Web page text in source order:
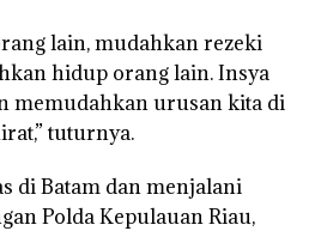
lain, mudahkan rezeki
hidup orang lain. Insya
memudahkan urusan kita di
tuturnya.
di Batam dan menjalani
Polda Kepulauan Riau,